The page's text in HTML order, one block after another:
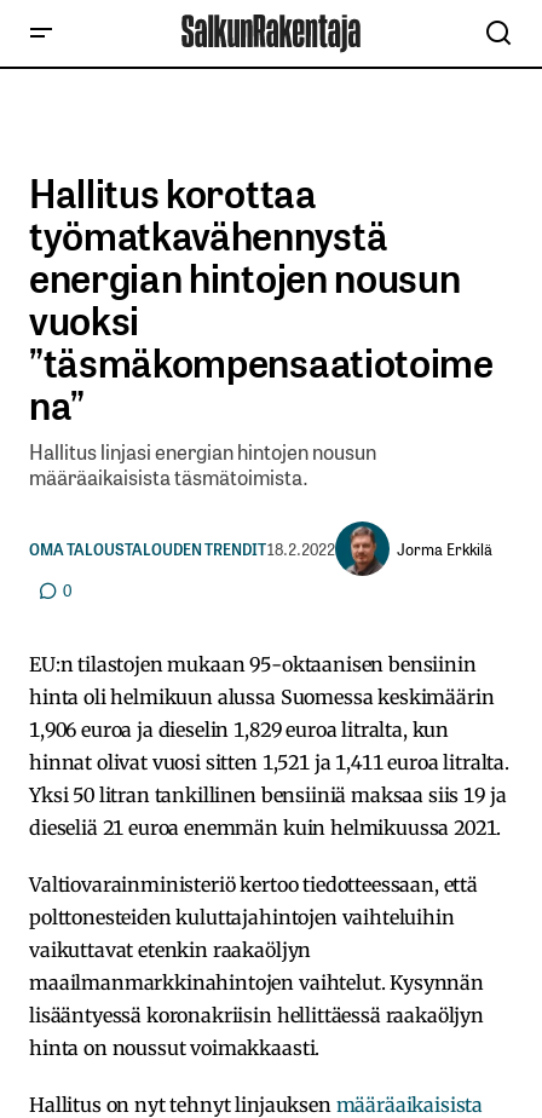
Hallitus korottaa
työmatkavähennystä
energian hintojen nousun
vuoksi
”täsmäkompensaatiotoime
na”
Hallitus linjasi energian hintojen nousun
määräaikaisista täsmätoimista.
OMA TALOUSTALOUDEN TRENDIT18.2.2022
Jorma Erkkilä
0
EU:n tilastojen mukaan 95-oktaanisen bensiinin
hinta oli helmikuun alussa Suomessa keskimäärin
1,906 euroa ja dieselin 1,829 euroa litralta, kun
hinnat olivat vuosi sitten 1,521 ja 1,411 euroa litralta.
Yksi 50 litran tankillinen bensiiniä maksaa siis 19 ja
dieseliä 21 euroa enemmän kuin helmikuussa 2021.
Valtiovarainministeriö kertoo tiedotteessaan, että
polttonesteiden kuluttajahintojen vaihteluihin
vaikuttavat etenkin raakaöljyn
maailmanmarkkinahintojen vaihtelut. Kysynnän
lisääntyessä koronakriisin hellittäessä raakaöljyn
hinta on noussut voimakkaasti.
Hallitus on nyt tehnyt linjauksen määräaikaisista